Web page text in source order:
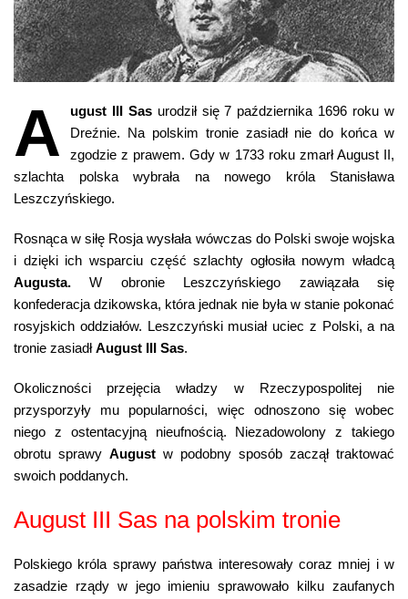
A ugust III Sasurodził się 7 października 1696 roku w
Dreźnie. Na polskim tronie zasiadł nie do końca w
zgodzie z prawem. Gdy w 1733 roku zmarł August II,
szlachta polska wybrała na nowego króla Stanisława
Leszczyńskiego.
Rosnąca w siłę Rosja wysłała wówczas do Polski swoje wojska
i dzięki ich wsparciu część szlachty ogłosiła nowym władcą
Augusta.W obronie Leszczyńskiego zawiązała się
konfederacja dzikowska, która jednak nie była w stanie pokonać
rosyjskich oddziałów. Leszczyński musiał uciec z Polski, a na
tronie zasiadłAugust III Sas.
Okoliczności przejęcia władzy w Rzeczypospolitej nie
przysporzyły mu popularności, więc odnoszono się wobec
niego z ostentacyjną nieufnością. Niezadowolony z takiego
obrotu sprawy August w podobny sposób zaczął traktować
swoich poddanych.
August III Sas na polskim tronie
Polskiego króla sprawy państwa interesowały coraz mniej i w
zasadzie rządy w jego imieniu sprawowało kilku zaufanych